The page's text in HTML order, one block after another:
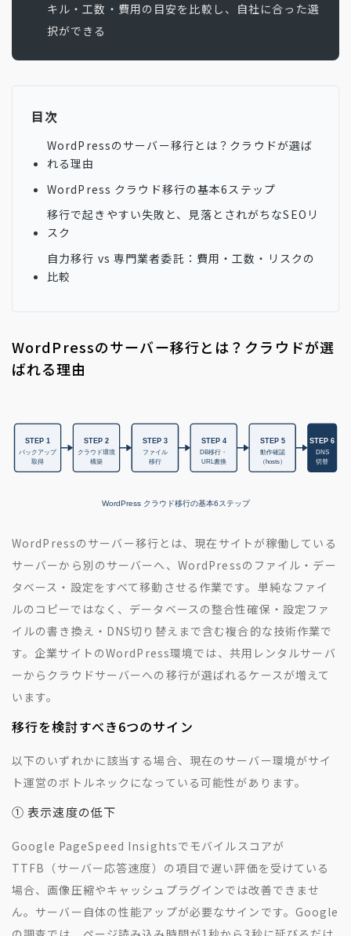
キル・工数・費用の目安を比較し、自社に合った選
択ができる
目次
WordPressのサーバー移行とは？クラウドが選ば
れる理由
WordPress クラウド移行の基本6ステップ
移行で起きやすい失敗と、見落とされがちなSEOリ
スク
自力移行 vs 専門業者委託：費用・工数・リスクの
比較
WordPressのサーバー移行とは？クラウドが選
ばれる理由
WordPressのサーバー移行とは、現在サイトが稼働している
サーバーから別のサーバーへ、WordPressのファイル・デー
タベース・設定をすべて移動させる作業です。単純なファイ
ルのコピーではなく、データベースの整合性確保・設定ファ
イルの書き換え・DNS切り替えまで含む複合的な技術作業で
す。企業サイトのWordPress環境では、共用レンタルサーバ
ーからクラウドサーバーへの移行が選ばれるケースが増えて
います。
移行を検討すべき6つのサイン
以下のいずれかに該当する場合、現在のサーバー環境がサイ
ト運営のボトルネックになっている可能性があります。
① 表示速度の低下
Google PageSpeed Insightsでモバイルスコアが
TTFB（サーバー応答速度）の項目で遅い評価を受けている
場合、画像圧縮やキャッシュプラグインでは改善できませ
ん。サーバー自体の性能アップが必要なサインです。Google